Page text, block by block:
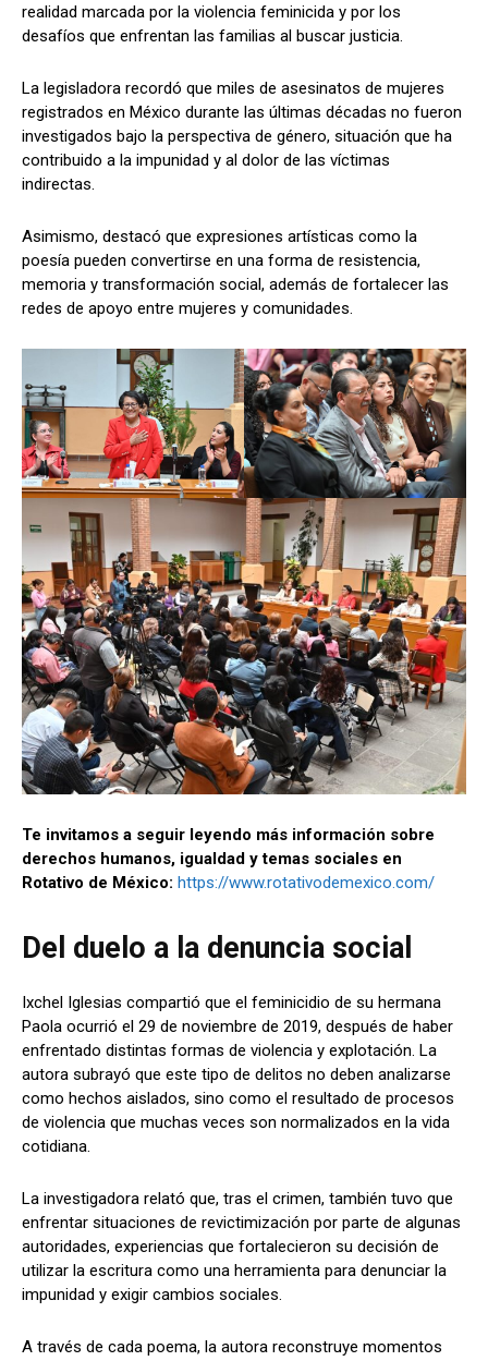
realidad marcada por la violencia feminicida y por los
desafíos que enfrentan las familias al buscar justicia.
La legisladora recordó que miles de asesinatos de mujeres
registrados en México durante las últimas décadas no fueron
investigados bajo la perspectiva de género, situación que ha
contribuido a la impunidad y al dolor de las víctimas
indirectas.
Asimismo, destacó que expresiones artísticas como la
poesía pueden convertirse en una forma de resistencia,
memoria y transformación social, además de fortalecer las
redes de apoyo entre mujeres y comunidades.
Te invitamos a seguir leyendo más información sobre
derechos humanos, igualdad y temas sociales en
Rotativo de México: https://www.rotativodemexico.com/
Del duelo a la denuncia social
Ixchel Iglesias compartió que el feminicidio de su hermana
Paola ocurrió el 29 de noviembre de 2019, después de haber
enfrentado distintas formas de violencia y explotación. La
autora subrayó que este tipo de delitos no deben analizarse
como hechos aislados, sino como el resultado de procesos
de violencia que muchas veces son normalizados en la vida
cotidiana.
La investigadora relató que, tras el crimen, también tuvo que
enfrentar situaciones de revictimización por parte de algunas
autoridades, experiencias que fortalecieron su decisión de
utilizar la escritura como una herramienta para denunciar la
impunidad y exigir cambios sociales.
A través de cada poema, la autora reconstruye momentos